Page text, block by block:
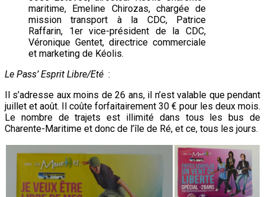
maritime, Emeline Chirozas, chargée de
mission transport à la CDC, Patrice
Raffarin, 1er vice-président de la CDC,
Véronique Gentet, directrice commerciale
et marketing de Kéolis.
Le Pass’ Esprit Libre/Eté :
Il s’adresse aux moins de 26 ans, il n’est valable que pendant
juillet et août. Il coûte forfaitairement 30 € pour les deux mois.
Le nombre de trajets est illimité dans tous les bus de
Charente-Maritime et donc de l’île de Ré, et ce, tous les jours.